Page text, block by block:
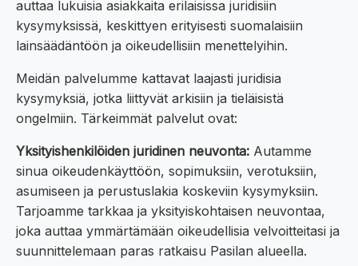
auttaa lukuisia asiakkaita erilaisissa juridisiin
kysymyksissä, keskittyen erityisesti suomalaisiin
lainsäädäntöön ja oikeudellisiin menettelyihin.
Meidän palvelumme kattavat laajasti juridisia
kysymyksiä, jotka liittyvät arkisiin ja tieläisistä
ongelmiin. Tärkeimmät palvelut ovat:
Yksityishenkilöiden juridinen neuvonta: Autamme
sinua oikeudenkäyttöön, sopimuksiin, verotuksiin,
asumiseen ja perustuslakia koskeviin kysymyksiin.
Tarjoamme tarkkaa ja yksityiskohtaisen neuvontaa,
joka auttaa ymmärtämään oikeudellisia velvoitteitasi ja
suunnittelemaan paras ratkaisu Pasilan alueella.